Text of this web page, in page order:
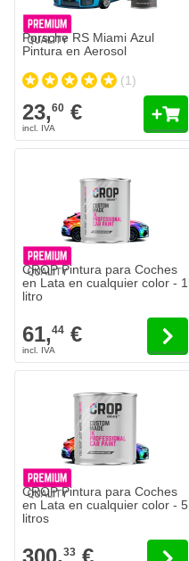
Porsche RS Miami Azul
Pintura en Aerosol
(1)
23,60 €
CROP Pintura para Coches
en Lata en cualquier color - 1
litro
61,44 €
CROP Pintura para Coches
en Lata en cualquier color - 5
litros
300,33 €